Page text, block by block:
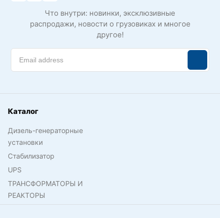
Что внутри: новинки, эксклюзивные
распродажи, новости о грузовиках и многое
другое!
Каталог
Дизель-генераторные
установки
Стабилизатор
UPS
ТРАНСФОРМАТОРЫ И
РЕАКТОРЫ